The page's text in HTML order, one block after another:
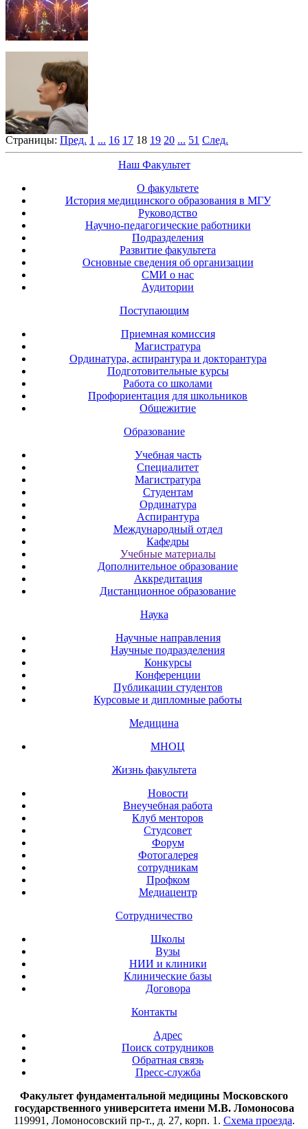
Страницы: Пред. 1 ... 16 17 18 19 20 ... 51 След.
Наш Факультет
О факультете
История медицинского образования в МГУ
Руководство
Научно-педагогические работники
Подразделения
Развитие факультета
Основные сведения об организации
СМИ о нас
Аудитории
Поступающим
Приемная комиссия
Магистратура
Ординатура, аспирантура и докторантура
Подготовительные курсы
Работа со школами
Профориентация для школьников
Общежитие
Образование
Учебная часть
Специалитет
Магистратура
Студентам
Ординатура
Аспирантура
Международный отдел
Кафедры
Учебные материалы
Дополнительное образование
Аккредитация
Дистанционное образование
Наука
Научные направления
Научные подразделения
Конкурсы
Конференции
Публикации студентов
Курсовые и дипломные работы
Медицина
МНОЦ
Жизнь факультета
Новости
Внеучебная работа
Клуб менторов
Студсовет
Форум
Фотогалерея
сотрудникам
Профком
Медиацентр
Сотрудничество
Школы
Вузы
НИИ и клиники
Клинические базы
Договора
Контакты
Адрес
Поиск сотрудников
Обратная связь
Пресс-служба
Факультет фундаментальной медицины Московского
государственного университета имени М.В. Ломоносова
119991, Ломоносовский пр-т., д. 27, корп. 1. Схема проезда.